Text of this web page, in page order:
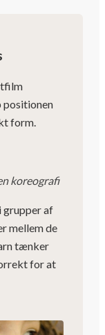
positionen
form.
koreografi
grupper af
mellem de
tænker
for at